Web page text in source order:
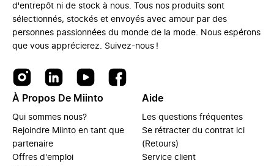
d'entrepôt ni de stock à nous. Tous nos produits sont
sélectionnés, stockés et envoyés avec amour par des
personnes passionnées du monde de la mode. Nous espérons
que vous apprécierez. Suivez-nous !
À Propos De Miinto
Qui sommes nous?
Rejoindre Miinto en tant que
partenaire
Offres d'emploi
Aide
Les questions fréquentes
Se rétracter du contrat ici
(Retours)
Service client